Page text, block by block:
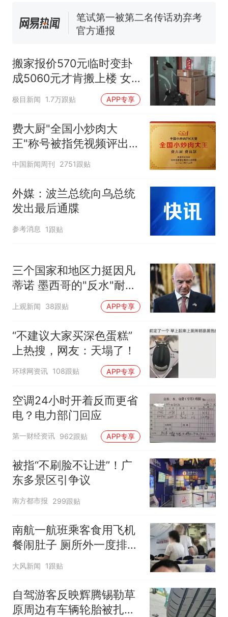
已叫停招聘，成立调查组全面
核查
笔试第一被第二名传话劝弃考
官方通报
电力部门回应
热 那个在床头放菜刀的女孩，
因老师一句“跟我回家”改写了
搬家报价570元临时变卦
成5060元才肯搬上楼 女
子傻眼
极目新闻 1.7万跟贴 APP专享
费大厨"全国小炒肉大
王"称号被指凭视频评出
官方回应
中国新闻周刊 2751跟贴
外媒：波兰总统向乌总统
发出最后通牒
参考消息 1跟贴
三个国家和地区力挺因凡
蒂诺 墨西哥的"反水"耐人
寻味
上观新闻 38跟贴 APP专享
“不建议大家买深色蛋糕”
上热搜，网友：天塌了！
环球网资讯 108跟贴 APP专享
空调24小时开着反而更省
电？电力部门回应
第一财经资讯 962跟贴 APP专享
被指“不刷脸不让进”！广
东多景区引争议
南方都市报 299跟贴
南航一航班乘客食用飞机
餐闹肚子 厕所外一度排长
队
大风新闻 1跟贴
自驾游客反映辉腾锡勒草
原周边有车辆轮胎被扎，